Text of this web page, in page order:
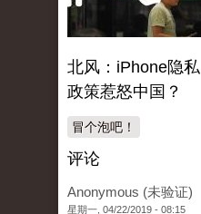
北风：iPhone隐私
政策惹怒中国？
冒个泡吧！
评论
Anonymous (未验证)
星期一, 04/22/2019 - 08:15